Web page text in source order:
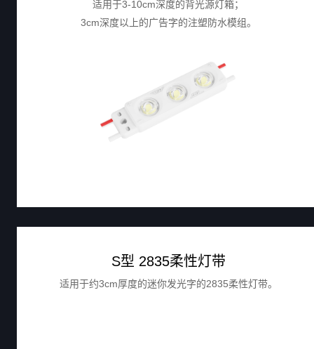
适用于3-10cm深度的背光源灯箱；
3cm深度以上的广告字的注塑防水模组。
S型 2835柔性灯带
适用于约3cm厚度的迷你发光字的2835柔性灯带。